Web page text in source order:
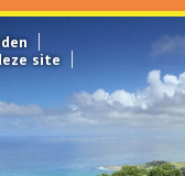
site